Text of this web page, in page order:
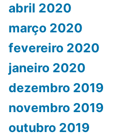
abril 2020
março 2020
fevereiro 2020
janeiro 2020
dezembro 2019
novembro 2019
outubro 2019